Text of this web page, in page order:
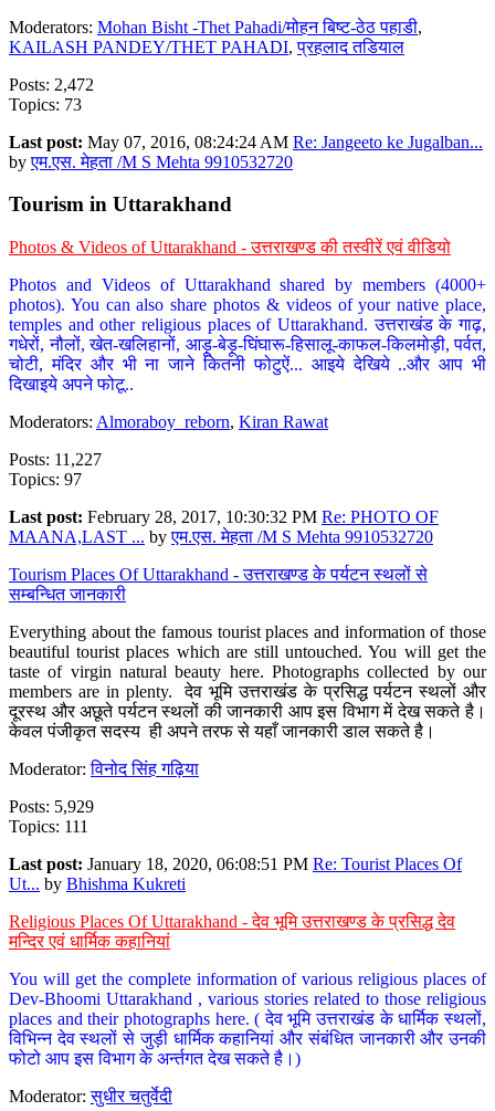
Moderators: Mohan Bisht -Thet Pahadi/मोहन बिष्ट-ठेठ पहाडी,
KAILASH PANDEY/THET PAHADI,प्रहलाद तडियाल
Posts: 2,472
Topics: 73
Last post: May 07, 2016, 08:24:24 AM Re: Jangeeto ke Jugalban...
byएम.एस. मेहता /M S Mehta 9910532720
Tourism in Uttarakhand
Photos & Videos of Uttarakhand - उत्तराखण्ड की तस्वीरें एवं वीडियो
Photos and Videos of Uttarakhand shared by members (4000+
photos). You can also share photos & videos of your native place,
temples and other religious places of Uttarakhand. उत्तराखंड के गाढ़,
गधेरों, नौलों, खेत-खलिहानों, आड़ू-बेड़ू-घिंघारू-हिसालू-काफल-किलमोड़ी, पर्वत,
चोटी, मंदिर और भी ना जाने कितनी फोटुऐं... आइये देखिये ..और आप भी
दिखाइये अपने फोटू..
Moderators: Almoraboy_reborn, Kiran Rawat
Posts: 11,227
Topics: 97
Last post: February 28, 2017, 10:30:32 PM Re: PHOTO OF
MAANA,LAST ... byएम.एस. मेहता /M S Mehta 9910532720
Tourism Places Of Uttarakhand - उत्तराखण्ड के पर्यटन स्थलों से
सम्बन्धित जानकारी
Everything about the famous tourist places and information of those
beautiful tourist places which are still untouched. You will get the
taste of virgin natural beauty here. Photographs collected by our
members are in plenty. देव भूमि उत्तराखंड के प्रसिद्ध पर्यटन स्थलों और
दूरस्थ और अछूते पर्यटन स्थलों की जानकारी आप इस विभाग में देख सकते है।
केवल पंजीकृत सदस्य ही अपने तरफ से यहाँ जानकारी डाल सकते है।
Moderator:विनोद सिंह गढ़िया
Posts: 5,929
Topics: 111
Last post: January 18, 2020, 06:08:51 PM Re: Tourist Places Of
Ut... by Bhishma Kukreti
Religious Places Of Uttarakhand - देव भूमि उत्तराखण्ड के प्रसिद्ध देव
मन्दिर एवं धार्मिक कहानियां
You will get the complete information of various religious places of
Dev-Bhoomi Uttarakhand , various stories related to those religious
places and their photographs here. ( देव भूमि उत्तराखंड के धार्मिक स्थलों,
विभिन्न देव स्थलों से जुड़ी धार्मिक कहानियां और संबंधित जानकारी और उनकी
फोटो आप इस विभाग के अर्न्तगत देख सकते है।)
Moderator:सुधीर चतुर्वेदी